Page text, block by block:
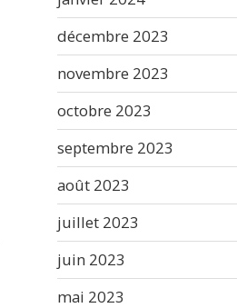
décembre 2023
novembre 2023
octobre 2023
septembre 2023
août 2023
juillet 2023
juin 2023
mai 2023